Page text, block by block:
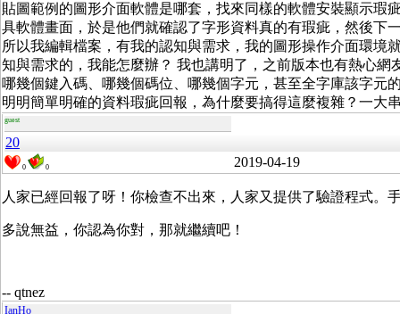
貼圖範例的圖形介面軟體是哪套，找來同樣的軟體安裝顯示瑕
具軟體畫面，於是他們就確認了字形資料真的有瑕疵，然後下
所以我編輯檔案，有我的認知與需求，我的圖形操作介面環境
知與需求的，我能怎麼辦？ 我也講明了，之前版本也有熱心
哪幾個鍵入碼、哪幾個碼位、哪幾個字元，甚至全字庫該字元
明明簡單明確的資料瑕疵回報，為什麼要搞得這麼複雜？一大
guest
20
0 0 2019-04-19
人家已經回報了呀！你檢查不出來，人家又提供了驗證程式。
多說無益，你認為你對，那就繼續吧！
-- qtnez
IanHo